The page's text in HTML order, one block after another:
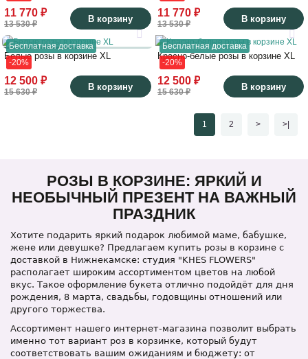
11 770 ₽
13 530 ₽ В корзину
11 770 ₽
13 530 ₽ В корзину
Бесплатная доставка
-20%
Белые розы в корзине XL
12 500 ₽
15 630 ₽ В корзину
Бесплатная доставка
-20%
Красно-белые розы в корзине XL
12 500 ₽
15 630 ₽ В корзину
1 2 > >|
РОЗЫ В КОРЗИНЕ: ЯРКИЙ И
НЕОБЫЧНЫЙ ПРЕЗЕНТ НА ВАЖНЫЙ
ПРАЗДНИК
Хотите подарить яркий подарок любимой маме, бабушке,
жене или девушке? Предлагаем купить розы в корзине с
доставкой в Нижнекамске: студия "KHES FLOWERS"
располагает широким ассортиментом цветов на любой
вкус. Такое оформление букета отлично подойдёт для дня
рождения, 8 марта, свадьбы, годовщины отношений или
другого торжества.
Ассортимент нашего интернет-магазина позволит выбрать
именно тот вариант роз в корзинке, который будут
соответствовать вашим ожиданиям и бюджету: от